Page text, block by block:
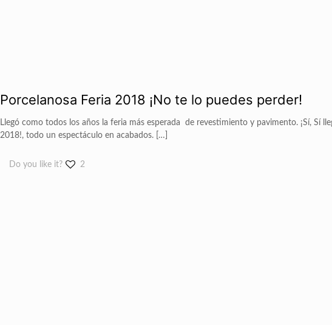
Porcelanosa Feria 2018 ¡No te lo puedes perder!
Llegó como todos los años la feria más esperada de revestimiento y pavimento. ¡Sí, Sí
2018!, todo un espectáculo en acabados.[…]
Do you like it? 2